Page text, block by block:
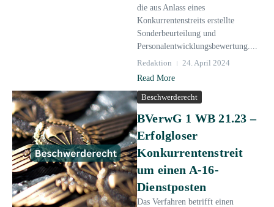
die aus Anlass eines
Konkurrentenstreits erstellte
Sonderbeurteilung und
Personalentwicklungsbewertung....
Redaktion
24. April 2024
Read More
Beschwerderecht
BVerwG 1 WB 21.23 –
Erfolgloser
Konkurrentenstreit
um einen A-16-
Dienstposten
Das Verfahren betrifft einen